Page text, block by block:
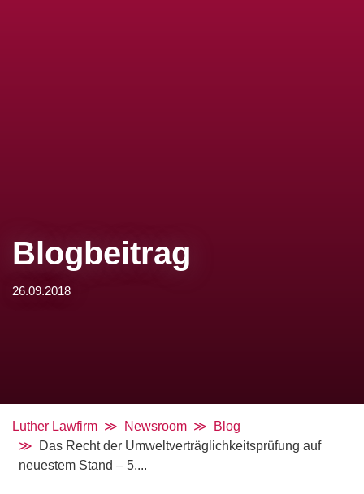
Blogbeitrag
26.09.2018
Luther Lawfirm Newsroom
Blog
Das Recht der Umweltverträglichkeitsprüfung auf
neuestem Stand – 5....